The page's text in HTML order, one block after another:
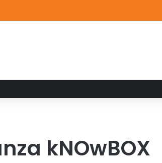
marca el cierre del Curso de Verano de Escuelas
kNOwBOX